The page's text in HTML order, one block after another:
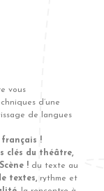
vous
d’une
de langues
français !
clés du théâtre,
! du texte au
textes, rythme et